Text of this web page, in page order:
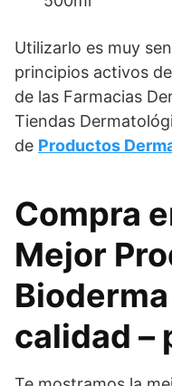
Utilizarlo es muy
principios activos
de las Farmacias
Tiendas
de Productos
Compra
Mejor
calidad –